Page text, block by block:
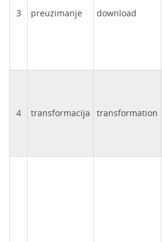
3 preuzimanje download
4 transformacija transformation